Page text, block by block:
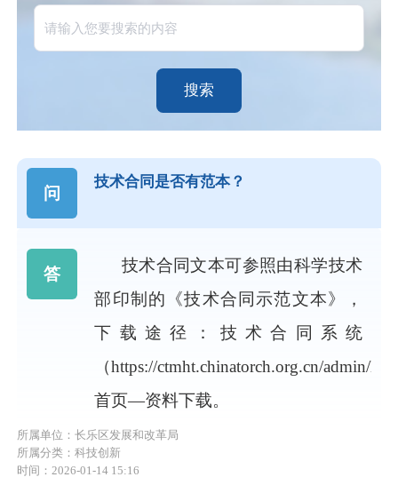
搜索
问
技术合同是否有范本？
答
技术合同文本可参照由科学技术
部印制的《技术合同示范文本》，
下载途径：技术合同系统
（https://ctmht.chinatorch.org.cn/admin/
首页—资料下载。
所属单位：长乐区发展和改革局
所属分类：科技创新
时间：2026-01-14 15:16